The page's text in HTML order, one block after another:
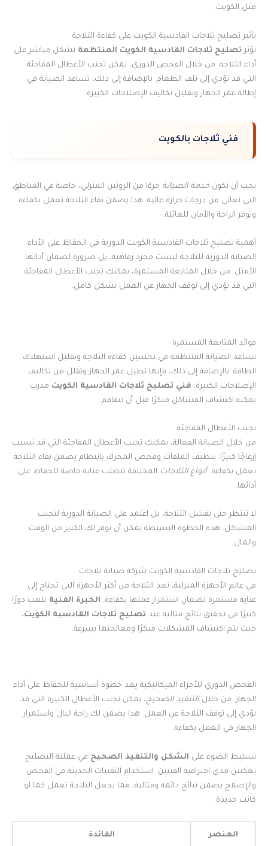
مثل الكويت.
تأثير تصليح ثلاجات القادسية الكويت على كفاءة الثلاجة
تؤثر تصليح ثلاجات القادسية الكويت المنتظمة بشكل مباشر على
أداء الثلاجة. من خلال الفحص الدوري، يمكن تجنب الأعطال المفاجئة
التي قد تؤدي إلى تلف الطعام. بالإضافة إلى ذلك، تساعد الصيانة في
إطالة عمر الجهاز وتقليل تكاليف الإصلاحات الكبيرة.
فني ثلاجات بالكويت
يجب أن تكون خدمة الصيانة جزءًا من الروتين المنزلي، خاصة في المناطق
التي تعاني من درجات حرارة عالية. هذا يضمن بقاء الثلاجة تعمل بكفاءة
وتوفر الراحة والأمان للعائلة.
أهمية تصليح ثلاجات القادسية الكويت الدورية في الحفاظ على الأداء
الصيانة الدورية للثلاجة ليست مجرد رفاهية، بل ضرورة لضمان أدائها
الأمثل. من خلال المتابعة المستمرة، يمكنك تجنب الأعطال المفاجئة
التي قد تؤدي إلى توقف الجهاز عن العمل بشكل كامل.
فوائد المتابعة المستمرة
تساعد الصيانة المنتظمة في تحسين كفاءة الثلاجة وتقليل استهلاك
الطاقة. بالإضافة إلى ذلك، فإنها تطيل عمر الجهاز وتقلل من تكاليف
الإصلاحات الكبيرة. فني تصليح ثلاجات القادسية الكويت مدرب
يمكنه اكتشاف المشاكل مبكرًا قبل أن تتفاقم.
تجنب الأعطال المفاجئة
من خلال الصيانة الفعالة، يمكنك تجنب الأعطال المفاجئة التي قد تسبب
إزعاجًا كبيرًا. تنظيف الملفات وفحص المحرك بانتظام يضمن بقاء الثلاجة
تعمل بكفاءة. أنواع الثلاجات المختلفة تتطلب عناية خاصة للحفاظ على
أدائها.
لا تنتظر حتى تفشل الثلاجة، بل اعتمد على الصيانة الدورية لتجنب
المشاكل. هذه الخطوة البسيطة يمكن أن توفر لك الكثير من الوقت
والمال.
تصليح ثلاجات القادسية الكويت شركة صيانة ثلاجات
في عالم الأجهزة المنزلية، تعد الثلاجة من أكثر الأجهزة التي تحتاج إلى
عناية مستمرة لضمان استمرار عملها بكفاءة. الخبرة الفنية تلعب دورًا
كبيرًا في تحقيق نتائج مثالية عند تصليح ثلاجات القادسية الكويت،
حيث يتم اكتشاف المشكلات مبكرًا ومعالجتها بسرعة.
الفحص الدوري للأجزاء الميكانيكية يعد خطوة أساسية للحفاظ على أداء
الجهاز. من خلال التنفيذ الصحيح، يمكن تجنب الأعطال الكبيرة التي قد
تؤدي إلى توقف الثلاجة عن العمل. هذا يضمن لك راحة البال واستمرار
الجهاز في العمل بكفاءة.
تسليط الضوء على الشكل والتنفيذ الصحيح في عملية التصليح
يعكس مدى احترافية الفنيين. استخدام التقنيات الحديثة في الفحص
والإصلاح يضمن نتائج دائمة ومثالية، مما يجعل الثلاجة تعمل كما لو
كانت جديدة.
العنصر الفائدة